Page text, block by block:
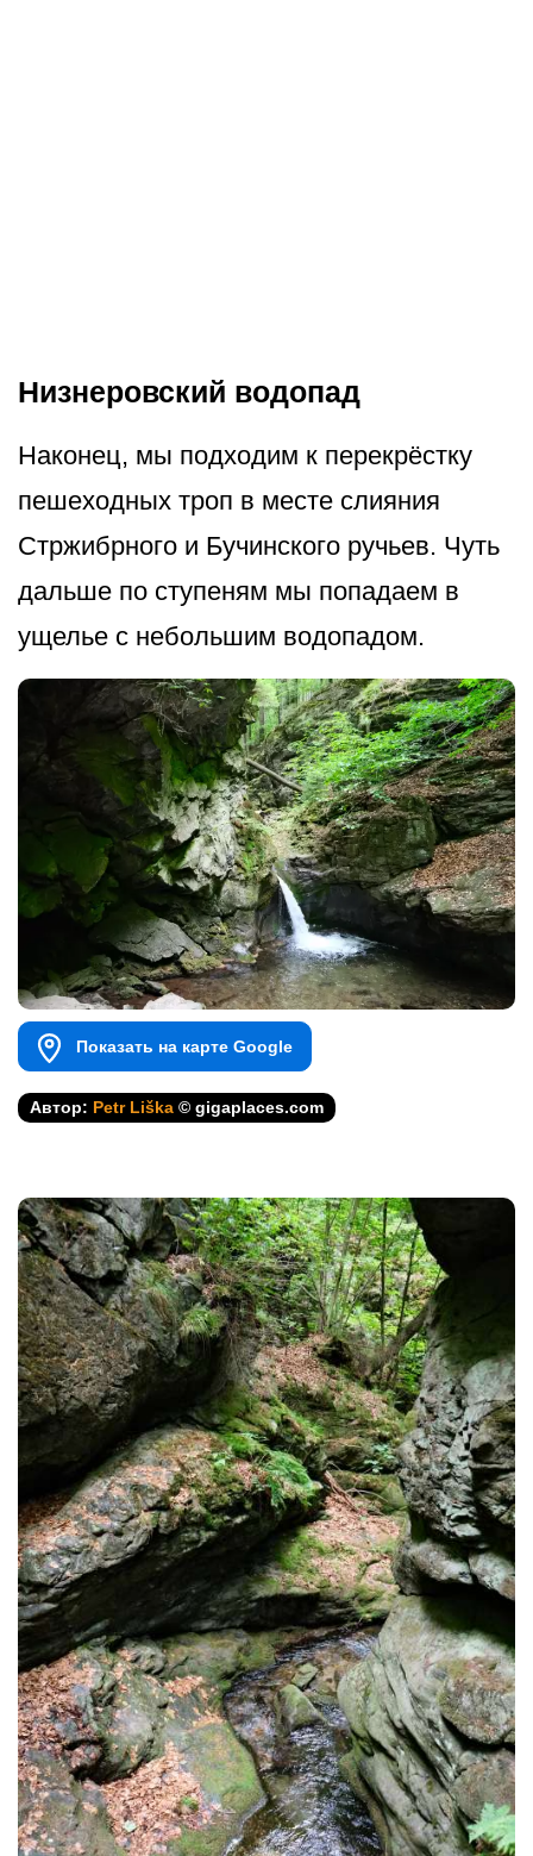
Низнеровский водопад
Наконец, мы подходим к перекрёстку
пешеходных троп в месте слияния
Стржибрного и Бучинского ручьев. Чуть
дальше по ступеням мы попадаем в
ущелье с небольшим водопадом.
Показать на карте Google
Автор: Petr Liška © gigaplaces.com